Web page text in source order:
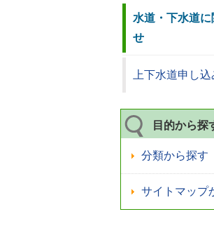
水道・下水道
せ
上下水道申し
目的から探
分類から探す
サイトマップ